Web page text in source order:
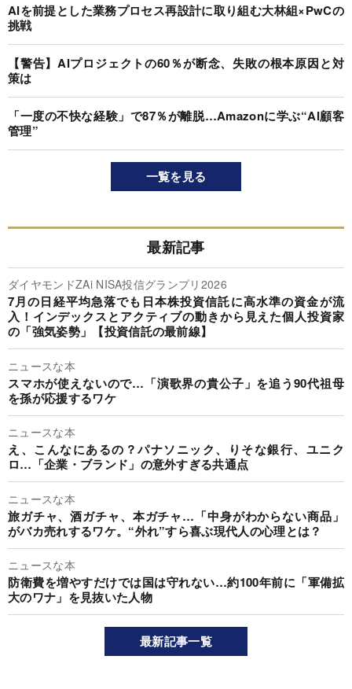
AIを前提とした業務プロセス再設計に取り組む大林組×PwCの
挑戦
【警告】AIプロジェクトの60％が断念、失敗の根本原因と対
策は
「一度の不快な経験」で87％が離脱…Amazonに学ぶ“AI顧客
管理”
一覧を見る
最新記事
ダイヤモンドZAi NISA投信グランプリ2026
7月の日経平均急落でも日本株投資信託に高水準の資金が流
入！インデックスとアクティブの動きから見えた個人投資家
の「強気姿勢」【投資信託の最前線】
ニュースな本
スマホが使えないので…「演歌界の貴公子」を追う90代祖母
を孫が応援するワケ
ニュースな本
え、こんなにあるの？パナソニック、りそな銀行、ユニク
ロ…「企業・ブランド」の意外すぎる共通点
ニュースな本
旅ガチャ、酒ガチャ、本ガチャ…「中身がわからない商品」
がバカ売れするワケ。“外れ”すら喜ぶ現代人の心理とは？
ニュースな本
防衛費を増やすだけでは国は守れない…約100年前に「軍備拡
大のワナ」を見抜いた人物
最新記事一覧